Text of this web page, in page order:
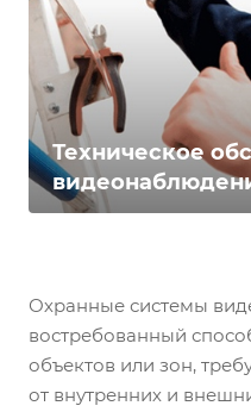
Техническое
Охранные системы
востребованный
объектов или зон,
от внутренних и